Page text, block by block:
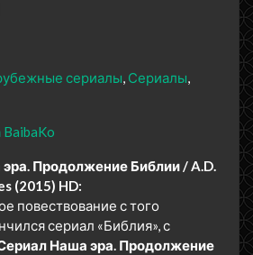
сериалы Сериалы
BaibaKo
Продолжение Библии / A.D.
(2015) HD:
повествование с того
сериал «Библия», с
Наша эра. Продолжение